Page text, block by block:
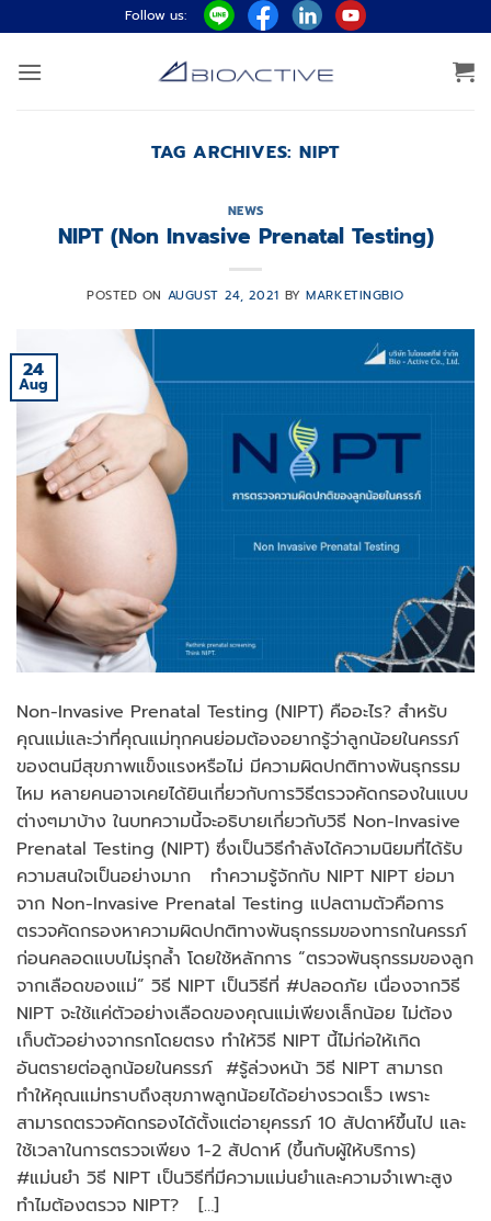
to
content
Follow us:
TAG ARCHIVES: NIPT
NEWS
NIPT (Non Invasive Prenatal Testing)
POSTED ON AUGUST 24, 2021 BYMARKETINGBIO
24
Aug
Non-Invasive Prenatal Testing (NIPT) คืออะไร? สำหรับ
คุณแม่และว่าที่คุณแม่ทุกคนย่อมต้องอยากรู้ว่าลูกน้อยในครรภ์
ของตนมีสุขภาพแข็งแรงหรือไม่ มีความผิดปกติทางพันธุกรรม
ไหม หลายคนอาจเคยได้ยินเกี่ยวกับการวิธีตรวจคัดกรองในแบบ
ต่างๆมาบ้าง ในบทความนี้จะอธิบายเกี่ยวกับวิธี Non-Invasive
Prenatal Testing (NIPT) ซึ่งเป็นวิธีกำลังได้ความนิยมที่ได้รับ
ความสนใจเป็นอย่างมาก ทำความรู้จักกับ NIPT NIPT ย่อมา
จาก Non-Invasive Prenatal Testing แปลตามตัวคือการ
ตรวจคัดกรองหาความผิดปกติทางพันธุกรรมของทารกในครรภ์
ก่อนคลอดแบบไม่รุกล้ำ โดยใช้หลักการ “ตรวจพันธุกรรมของลูก
จากเลือดของแม่” วิธี NIPT เป็นวิธีที่ #ปลอดภัย เนื่องจากวิธี
NIPT จะใช้แค่ตัวอย่างเลือดของคุณแม่เพียงเล็กน้อย ไม่ต้อง
เก็บตัวอย่างจากรกโดยตรง ทำให้วิธี NIPT นี้ไม่ก่อให้เกิด
อันตรายต่อลูกน้อยในครรภ์ #รู้ล่วงหน้า วิธี NIPT สามารถ
ทำให้คุณแม่ทราบถึงสุขภาพลูกน้อยได้อย่างรวดเร็ว เพราะ
สามารถตรวจคัดกรองได้ตั้งแต่อายุครรภ์ 10 สัปดาห์ขึ้นไป และ
ใช้เวลาในการตรวจเพียง 1-2 สัปดาห์ (ขึ้นกับผู้ให้บริการ)
#แม่นยำ วิธี NIPT เป็นวิธีที่มีความแม่นยำและความจำเพาะสูง
ทำไมต้องตรวจ NIPT? […]